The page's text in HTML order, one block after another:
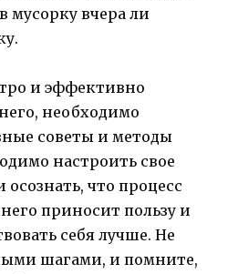
мусорку вчера ли
и эффективно
необходимо
советы и методы
настроить свое
осознать, что процесс
приносит пользу и
себя лучше. Не
шагами, и помните,